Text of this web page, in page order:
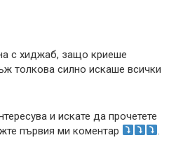
с хиджаб, защо криеше
толкова силно искаше всички
и искате да прочетете
първия ми коментар
.